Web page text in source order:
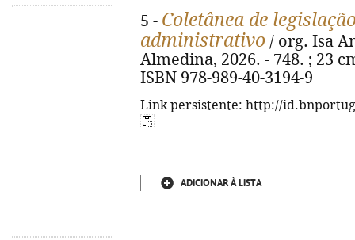
5 - Coletânea de
administrativo / org. Isa
Almedina, 2026. - 748. ; 23
ISBN 978-989-40-3194-9
Link persistente: http://
ADICIONAR À LISTA